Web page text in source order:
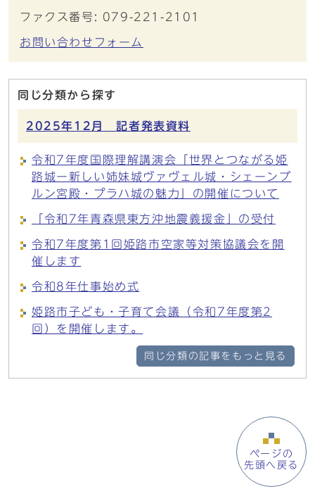
ファクス番号: 079-221-2101
お問い合わせフォーム
同じ分類から探す
2025年12月 記者発表資料
令和7年度国際理解講演会「世界とつながる姫
路城ー新しい姉妹城ヴァヴェル城・シェーンブ
ルン宮殿・プラハ城の魅力」の開催について
「令和7年青森県東方沖地震義援金」の受付
令和7年度第1回姫路市空家等対策協議会を開
催します
令和8年仕事始め式
姫路市子ども・子育て会議（令和7年度第2
回）を開催します。
同じ分類の記事をもっと見る
ページの
先頭へ戻る